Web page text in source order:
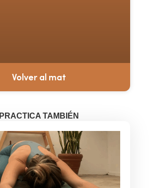
Volver al mat
PRACTICA TAMBIÉN